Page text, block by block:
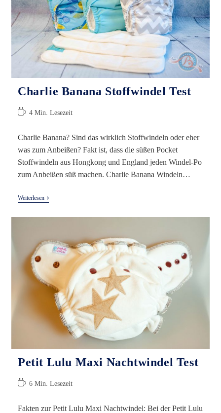
Charlie Banana Stoffwindel Test
Lesedauer:
4 Min. Lesezeit
Charlie Banana? Sind das wirklich Stoffwindeln oder eher
was zum Anbeißen? Fakt ist, dass die süßen Pocket
Stoffwindeln aus Hongkong und England jeden Windel-Po
zum Anbeißen süß machen. Charlie Banana Windeln…
WeiterlesenCharlie
Petit Lulu Maxi Nachtwindel Test
Lesedauer:
6 Min. Lesezeit
Fakten zur Petit Lulu Maxi Nachtwindel: Bei der Petit Lulu